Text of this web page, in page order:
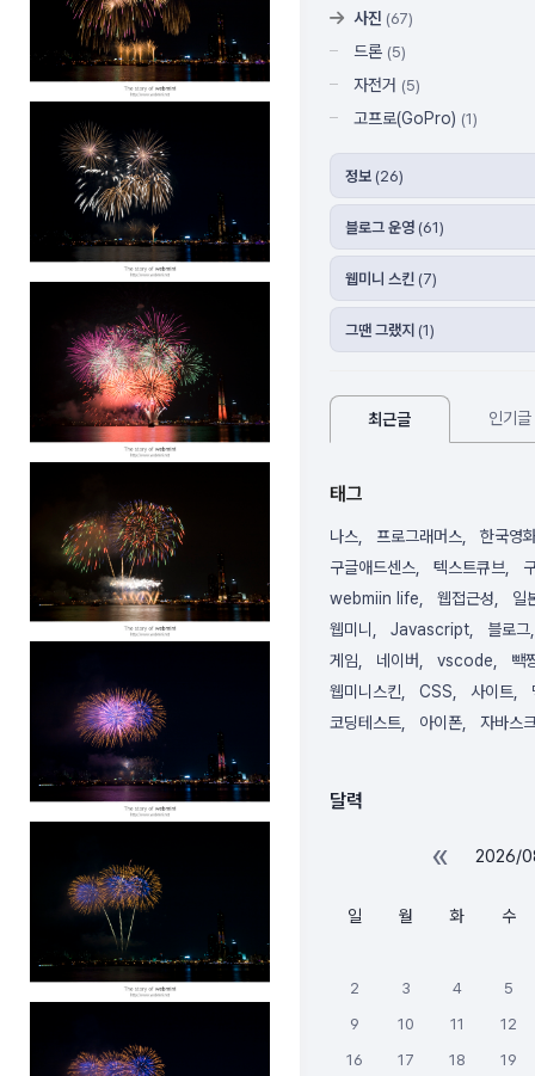
사진 (67)
드론 (5)
자전거 (5)
고프로(GoPro) (1)
정보 (26)
블로그 운영 (61)
웹미니 스킨 (7)
그땐 그랬지 (1)
최근글 인기글
태그
나스 프로그래머스
한국영
구글애드센스
텍스트큐브
webmiin life
웹접근성
일
웹미니
Javascript
블로그
게임
네이버 vscode
빽
웹미니스킨
CSS 사이트
코딩테스트
아이폰 자바스
달력
« 2026/
일 월 화 수
2 3 4
5
9
10 11
12
16
17 18
19